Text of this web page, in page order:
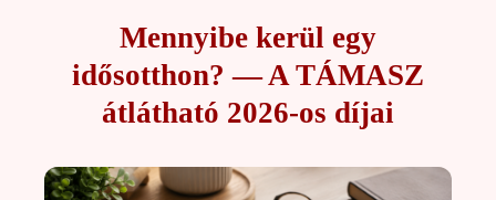
Mennyibe kerül egy
idősotthon? — A TÁMASZ
átlátható 2026-os díjai